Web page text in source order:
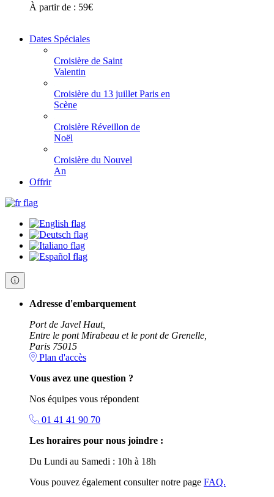
À partir de : 59€
Dates Spéciales
Croisière de Saint
Valentin
Croisière du 13 juillet Paris en
Scène
Croisière Réveillon de
Noël
Croisière du Nouvel
An
Offrir
Adresse d'embarquement
Port de Javel Haut,
Entre le pont Mirabeau et le pont de Grenelle,
Paris 75015
Plan d'accès
Vous avez une question ?
Nos équipes vous répondent
01 41 41 90 70
Les horaires pour nous joindre :
Du Lundi au Samedi : 10h à 18h
Vous pouvez également consulter notre page FAQ.